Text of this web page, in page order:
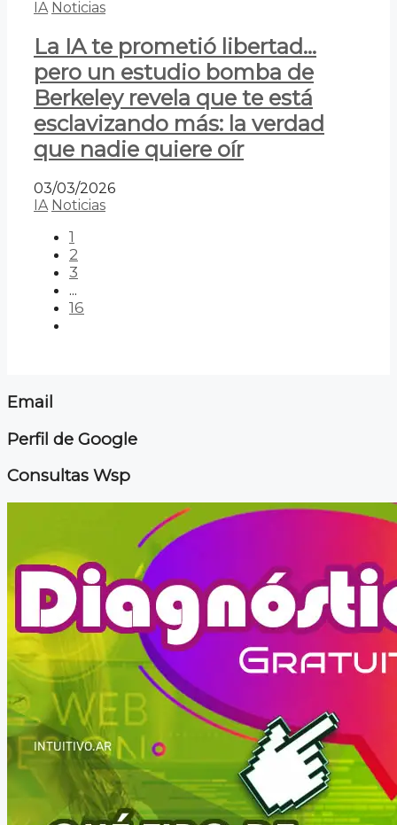
IA Noticias
La IA te prometió libertad…
pero un estudio bomba de
Berkeley revela que te está
esclavizando más: la verdad
que nadie quiere oír
03/03/2026
IA Noticias
1
2
3
...
16
Email
Perfil de Google
Consultas Wsp